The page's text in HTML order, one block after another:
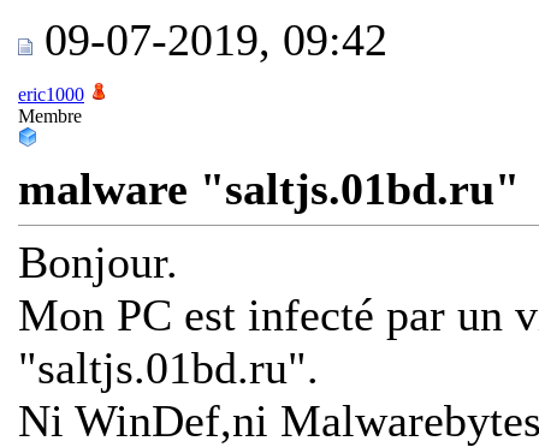
09-07-2019, 09:42
eric1000
Membre
malware "saltjs.01bd.ru"
Bonjour.
Mon PC est infecté par un
"saltjs.01bd.ru".
Ni WinDef,ni